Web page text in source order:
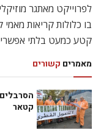
בו כלולות קריאות
קטע כמעט בלתי
מאמרים קשורים
קטאר